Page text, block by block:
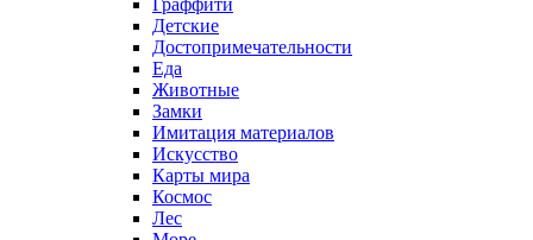
Граффити
Детские
Достопримечательности
Еда
Животные
Замки
Имитация материалов
Искусство
Карты мира
Космос
Лес